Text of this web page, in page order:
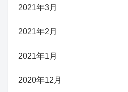
2021年3月
2021年2月
2021年1月
2020年12月